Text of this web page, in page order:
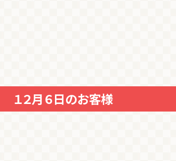
１２月６日のお客様